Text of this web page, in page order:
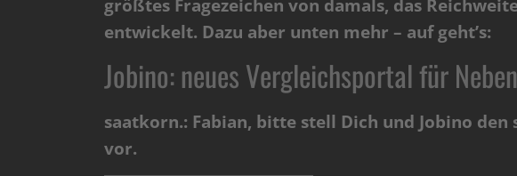
größtes Fragezeichen von damals, das
entwickelt. Dazu aber unten mehr – auf geht’s:
Jobino: neues Vergleichsportal für
saatkorn.: Fabian, bitte stell Dich und Jobino den
vor.